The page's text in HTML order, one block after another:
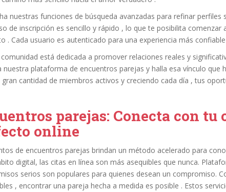
nuestras funciones de búsqueda avanzadas para refinar perfiles
de inscripción es sencillo y rápido , lo que te posibilita comenzar
. Cada usuario es autenticado para una experiencia más confiable
está dedicada a promover relaciones reales y
nuestra plataforma de encuentros parejas y halla esa vínculo que
gran cantidad de miembros activos y creciendo cada día , tus
parejas: Conecta con tu
online
de encuentros parejas brindan un método acelerado para
digital, las citas en línea son más asequibles que nunca.
serios son populares para quienes desean un compromiso.
, encontrar una pareja hecha a medida es posible . Estos